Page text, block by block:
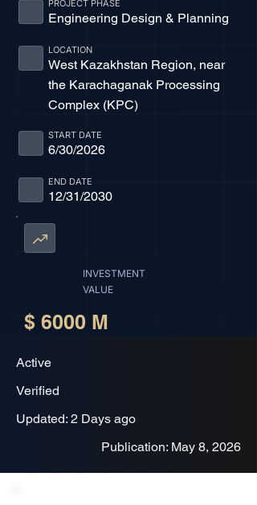
Engineering Design & Planning
PROJECT PHASE
West Kazakhstan Region, near
the Karachaganak Processing
Complex (KPC)
LOCATION
6/30/2026
START DATE
12/31/2030
END DATE
INVESTMENT
VALUE
$ 6000 M
Active
Verified
Updated: 2 Days ago
Publication: May 8, 2026